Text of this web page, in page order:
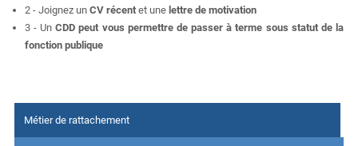
2 - Joignez un CV récentet une lettre de motivation
3 - UnCDD peut vous permettre de passer à terme sous statut de la
fonction publique
Métier de rattachement